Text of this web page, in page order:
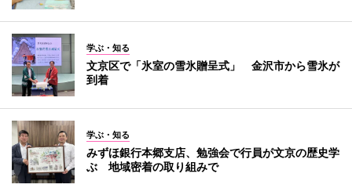
学ぶ・知る
文京区で「氷室の雪氷贈呈式」 金沢市から雪氷が
到着
学ぶ・知る
みずほ銀行本郷支店、勉強会で行員が文京の歴史学
ぶ 地域密着の取り組みで